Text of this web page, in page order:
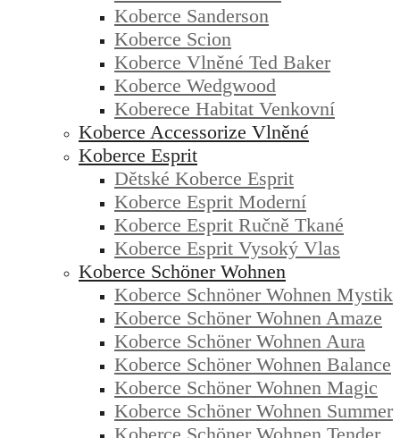
Koberce Sanderson
Koberce Scion
Koberce Vlněné Ted Baker
Koberce Wedgwood
Koberece Habitat Venkovní
Koberce Accessorize Vlněné
Koberce Esprit
Dětské Koberce Esprit
Koberce Esprit Moderní
Koberce Esprit Ručně Tkané
Koberce Esprit Vysoký Vlas
Koberce Schöner Wohnen
Koberce Schnöner Wohnen Mystik
Koberce Schöner Wohnen Amaze
Koberce Schöner Wohnen Aura
Koberce Schöner Wohnen Balance
Koberce Schöner Wohnen Magic
Koberce Schöner Wohnen Summer